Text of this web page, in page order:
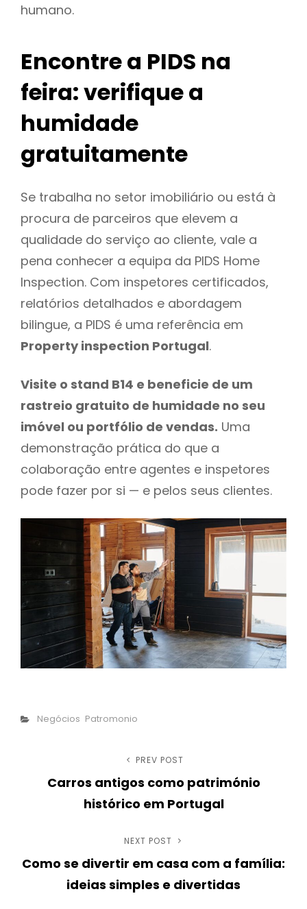
humano.
Encontre a PIDS na
feira: verifique a
humidade
gratuitamente
Se trabalha no setor imobiliário ou está à
procura de parceiros que elevem a
qualidade do serviço ao cliente, vale a
pena conhecer a equipa da PIDS Home
Inspection. Com inspetores certificados,
relatórios detalhados e abordagem
bilingue, a PIDS é uma referência em
Property inspection Portugal.
Visite o stand B14 e beneficie de um
rastreio gratuito de humidade no seu
imóvel ou portfólio de vendas. Uma
demonstração prática do que a
colaboração entre agentes e inspetores
pode fazer por si — e pelos seus clientes.
Categories
Negócios Patromonio
navigation
Previous
Post
PREV POST
Carros antigos como património
histórico em Portugal
Next
Post
NEXT POST
Como se divertir em casa com a família:
ideias simples e divertidas